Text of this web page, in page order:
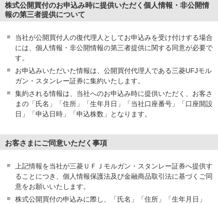
株式公開買付のお申込み時に提供いただく個人情報・非公開情
報の第三者提供について
当社が公開買付人の復代理人としてお申込みを受け付けする場合
には、個人情報・非公開情報の第三者提供に関する同意が必要で
す。
お申込みいただいた情報は、公開買付代理人である三菱UFJモル
ガン・スタンレー証券に集約いたします。
集約される情報は、当社へのお申込み時に提供いただく、お客さ
まの「氏名」「住所」「生年月日」「当社口座番号」「口座開設
日」「申込日時」「申込株数」となります。
お客さまにご同意いただく事項
上記情報を当社が三菱ＵＦＪモルガン・スタンレー証券へ提供す
ることにつき、個人情報保護法及び金融商品取引法に基づくご同
意をお願いいたします。
株式公開買付の申込みに際し、「氏名」「住所」「生年月日」